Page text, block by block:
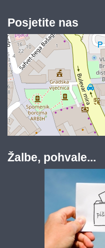
Posjetite nas
Žalbe, pohvale...